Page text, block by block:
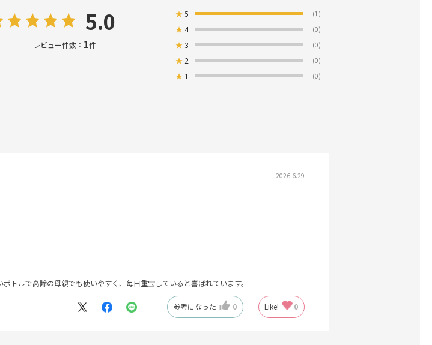
5.0
レビュー件数： 1件
★5 (1)
★4 (0)
★3 (0)
★ 2 (0)
★ 1 (0)
2026.6.29
トルで高齢の母親でも使いやすく、毎日重宝していると喜ばれています。
参考になった 0 Like! 0